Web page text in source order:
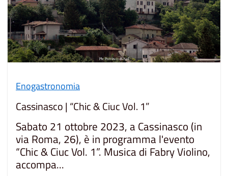
Enogastronomia
Cassinasco | “Chic & Ciuc Vol. 1”
Sabato 21 ottobre 2023, a Cassinasco (in
via Roma, 26), è in programma l'evento
“Chic & Ciuc Vol. 1”. Musica di Fabry Violino,
accompa...